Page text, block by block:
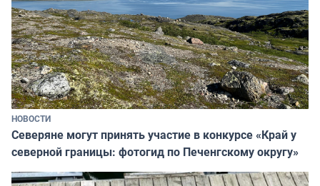
НОВОСТИ
Северяне могут принять участие в конкурсе «Край у
северной границы: фотогид по Печенгскому округу»